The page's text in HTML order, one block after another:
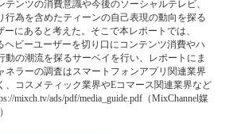
テンツの消費意識や今後のソーシャルテレビ、
行為を含めたティーンの自己表現の動向を探る
ーにあると考えた。そこで本レポートでは、
ヘビーユーザーを切り口にコンテンツ消費やハ
動の潮流を探るサーベイを行い、レポートにま
ネラーの調査はスマートフォンアプリ関連業界
、コスメティック業界やEコマース関連業界など
mixch.tv/ads/pdf/media_guide.pdf（MixChannel媒